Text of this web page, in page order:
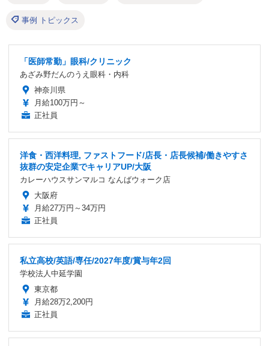
事例 トピックス
「医師常勤」眼科/クリニック
あざみ野だんのうえ眼科・内科
神奈川県
月給100万円～
正社員
洋食・西洋料理, ファストフード/店長・店長候補/働きやすさ
抜群の安定企業でキャリアUP/大阪
カレーハウスサンマルコ なんばウォーク店
大阪府
月給27万円～34万円
正社員
私立高校/英語/専任/2027年度/賞与年2回
学校法人中延学園
東京都
月給28万2,200円
正社員